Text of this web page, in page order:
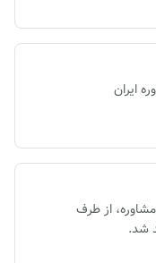
ایران
از طرف
شد.